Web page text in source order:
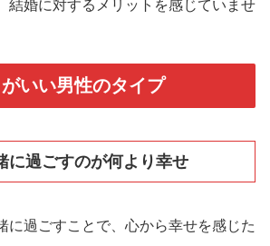
結婚に対するメリットを感じていませ
いい男性のタイプ
に過ごすのが何より幸せ
に過ごすことで、心から幸せを感じた